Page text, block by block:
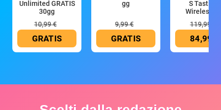
Unlimited GRATIS
30gg
10,99 €
GRATIS
gg
9,99 €
GRATIS
S Tastiera
Wireless
119,99 €
84,99 €